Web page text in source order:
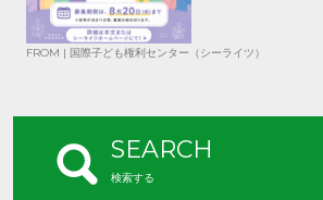
FROM | 国際子ども権利センター（シーライツ）
SEARCH
検索する